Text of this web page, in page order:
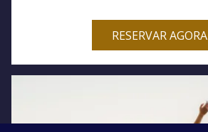
RESERVAR AGORA